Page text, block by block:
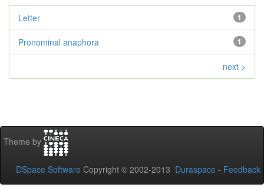
1
Letter
1
Pronominal anaphora
next >
Theme by
DSpace Software Copyright © 2002-2013 Duraspace - Feedback